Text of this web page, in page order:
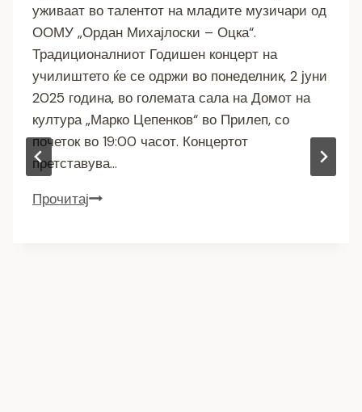
уживаат во талентот на младите музичари од
ООМУ „Ордан Михајлоски – Оцка“.
Традиционалниот Годишен концерт на
училиштето ќе се одржи во понеделник, 2 јуни
2025 година, во големата сала на Домот на
култура „Марко Цепенков“ во Прилеп, со
почеток во 19:00 часот. Концертот
претставува…
ПрочитајГодишен